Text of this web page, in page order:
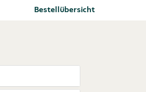
Bestellübersicht